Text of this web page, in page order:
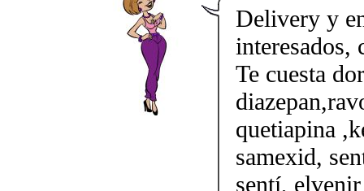
Delivery y
interesados,
Te cuesta
quetiapina
samexid,
sentí,